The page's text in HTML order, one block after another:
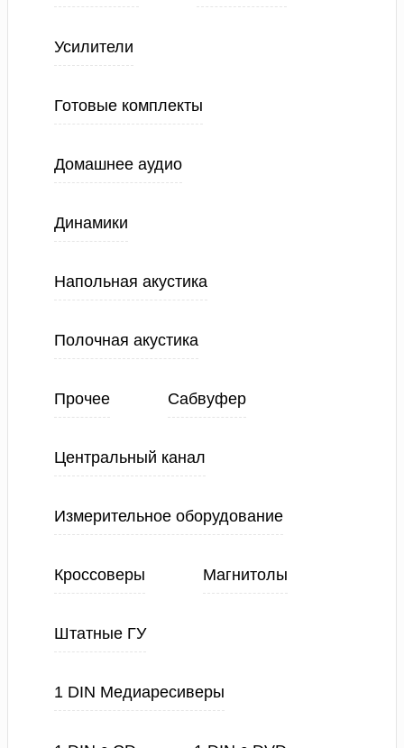
Усилители
Готовые комплекты
Домашнее аудио
Динамики
Напольная акустика
Полочная акустика
Прочее Сабвуфер
Центральный канал
Измерительное оборудование
Кроссоверы Магнитолы
Штатные ГУ
1 DIN Медиаресиверы